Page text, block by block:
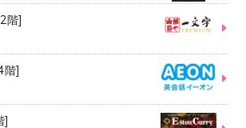
2階]
階]
]